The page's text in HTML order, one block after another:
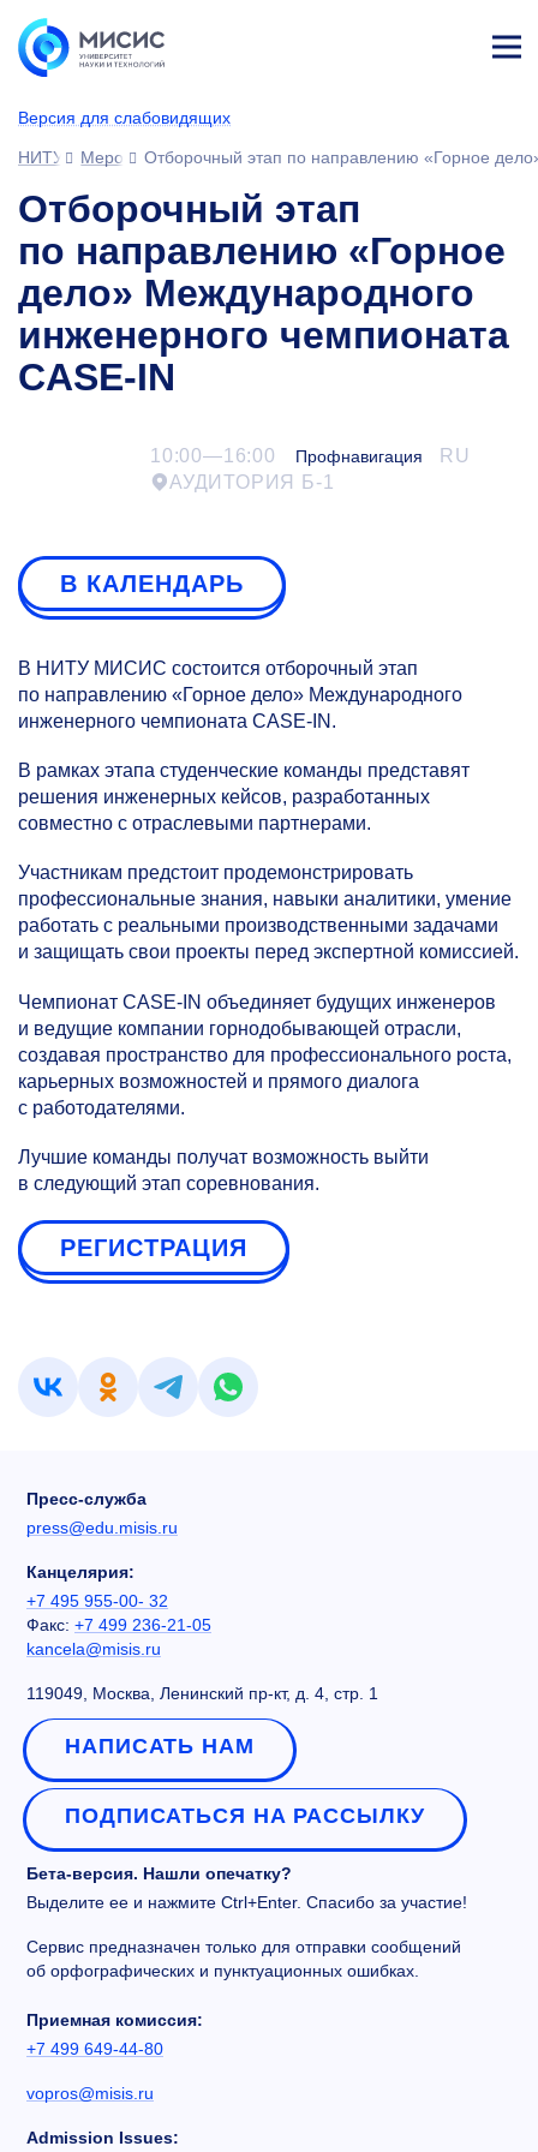
Версия для слабовидящих
ине
НИТУ МИСИСМероприятияОтборочный этап по направлению «Горное
Отборочный этап
по направлению «Горное
дело» Международного
инженерного чемпионата
CASE-IN
10:00—16:00 Профнавигация
RU
АУДИТОРИЯ Б-1
В КАЛЕНДАРЬ
В НИТУ МИСИС состоится отборочный этап
по направлению «Горное дело» Международного
инженерного чемпионата CASE-IN.
В рамках этапа студенческие команды представят
решения инженерных кейсов, разработанных
совместно с отраслевыми партнерами.
Участникам предстоит продемонстрировать
профессиональные знания, навыки аналитики, умение
работать с реальными производственными задачами
и защищать свои проекты перед экспертной комиссией.
Чемпионат CASE-IN объединяет будущих инженеров
и ведущие компании горнодобывающей отрасли,
создавая пространство для профессионального роста,
карьерных возможностей и прямого диалога
с работодателями.
Лучшие команды получат возможность выйти
в следующий этап соревнования.
РЕГИСТРАЦИЯ
Пресс-служба
press@edu.misis.ru
Канцелярия:
+7 495 955-00- 32
Факс: +7 499 236-21-05
kancela@misis.ru
119049, Москва, Ленинский пр-кт, д. 4, стр. 1
НАПИСАТЬ НАМ
ПОДПИСАТЬСЯ НА РАССЫЛКУ
Бета-версия. Нашли опечатку?
Выделите ее и нажмите Ctrl+Enter. Спасибо за участие!
Сервис предназначен только для отправки сообщений
об орфографических и пунктуационных ошибках.
Приемная комиссия:
+7 499 649-44-80
vopros@misis.ru
Admission Issues: